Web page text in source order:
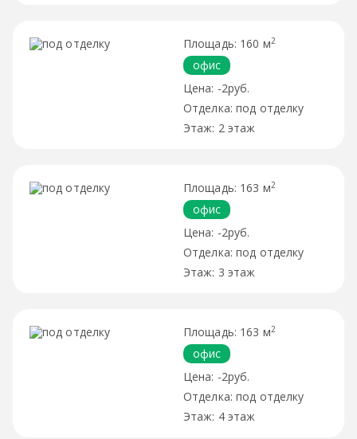
160 м2
офис
-2руб.
под отделку
2 этаж
163 м2
офис
-2руб.
под отделку
3 этаж
163 м2
офис
-2руб.
под отделку
4 этаж